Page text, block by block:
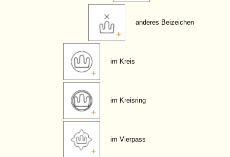
anderes Beizeichen
im Kreis
im Kreisring
im Vierpass